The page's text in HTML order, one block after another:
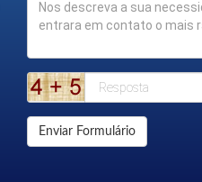
Enviar Formulário